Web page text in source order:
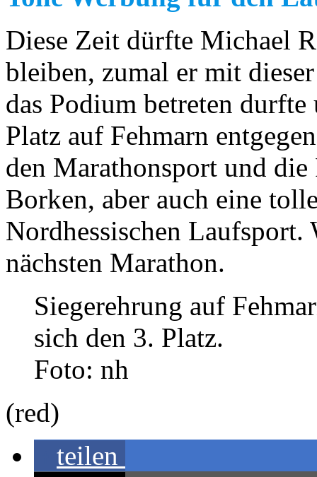
Diese Zeit dürfte Michael
bleiben, zumal er mit
das Podium betreten
Platz auf Fehmarn
den Marathonsport und
Borken, aber auch eine
Nordhessischen Laufsport.
nächsten Marathon.
Siegerehrung auf
sich den 3. Platz.
Foto: nh
(red)
teilen